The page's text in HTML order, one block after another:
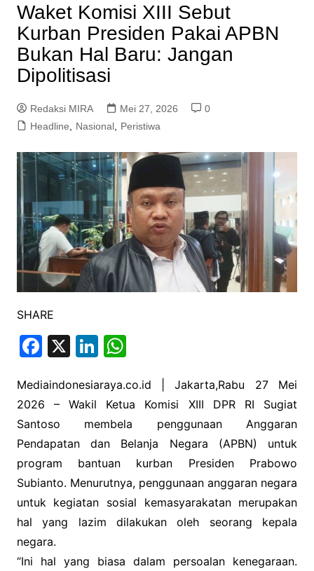
Waket Komisi XIII Sebut
Kurban Presiden Pakai APBN
Bukan Hal Baru: Jangan
Dipolitisasi
Redaksi MIRA Mei 27, 2026
0
Headline
Nasional, Peristiwa
SHARE
F
c
e
b
o
o
k
X Li
k
e
dI
n
W
at
s
A
p
p
Mediaindonesiaraya.co.id | Jakarta,Rabu 27 Mei
2026 – Wakil Ketua Komisi XIII DPR RI Sugiat
Santoso membela penggunaan Anggaran
Pendapatan dan Belanja Negara (APBN) untuk
program bantuan kurban Presiden Prabowo
Subianto. Menurutnya, penggunaan anggaran negara
untuk kegiatan sosial kemasyarakatan merupakan
hal yang lazim dilakukan oleh seorang kepala
negara.
“Ini hal yang biasa dalam persoalan kenegaraan.